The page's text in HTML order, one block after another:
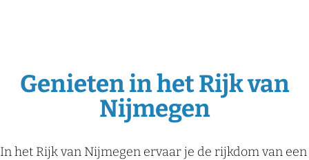
Genieten in het Rijk van
Nijmegen
In het Rijk van Nijmegen ervaar je de rijkdom van een